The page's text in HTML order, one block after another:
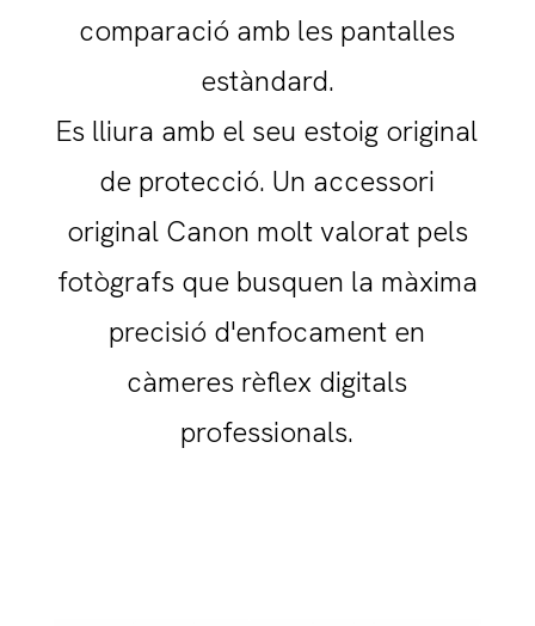
comparació amb les pantalles
estàndard.
Es lliura amb el seu estoig original
de protecció. Un accessori
original Canon molt valorat pels
fotògrafs que busquen la màxima
precisió d'enfocament en
càmeres rèflex digitals
professionals.